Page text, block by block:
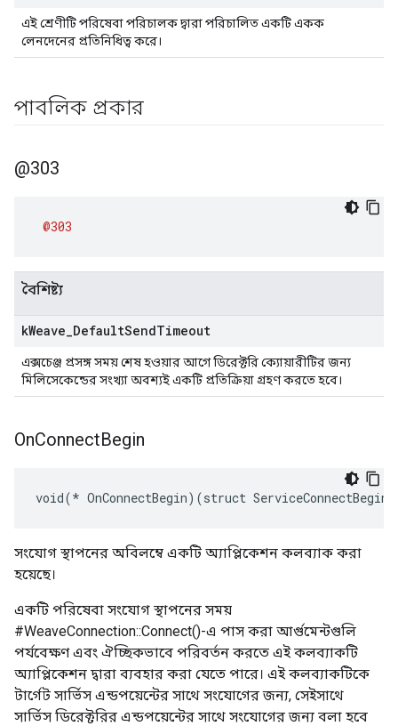
এই শ্রেণীটি পরিষেবা পরিচালক দ্বারা পরিচালিত একটি একক
লেনদেনের প্রতিনিধিত্ব করে।
পাবলিক প্রকার
@303
@303
বৈশিষ্ট্য
kWeave DefaultSendTimeout
এক্সচেঞ্জ প্রসঙ্গ সময় শেষ হওয়ার আগে ডিরেক্টরি ক্যোয়ারীটির জন্য
মিলিসেকেন্ডের সংখ্যা অবশ্যই একটি প্রতিক্রিয়া গ্রহণ করতে হবে।
OnConnectBegin
void(* OnConnectBegin)(struct
সংযোগ স্থাপনের অবিলম্বে একটি অ্যাপ্লিকেশন কলব্যাক করা
হয়েছে।
একটি পরিষেবা সংযোগ স্থাপনের সময়
#WeaveConnection::Connect()-এ পাস করা আর্গুমেন্টগুলি
পর্যবেক্ষণ এবং ঐচ্ছিকভাবে পরিবর্তন করতে এই কলব্যাকটি
অ্যাপ্লিকেশন দ্বারা ব্যবহার করা যেতে পারে। এই কলব্যাকটিকে
টার্গেট সার্ভিস এন্ডপয়েন্টের সাথে সংযোগের জন্য, সেইসাথে
সার্ভিস ডিরেক্টরির এন্ডপয়েন্টের সাথে সংযোগের জন্য বলা হবে